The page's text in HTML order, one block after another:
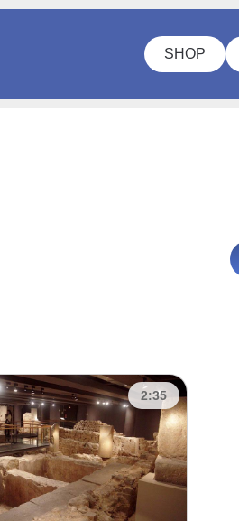
SHOP
2:35